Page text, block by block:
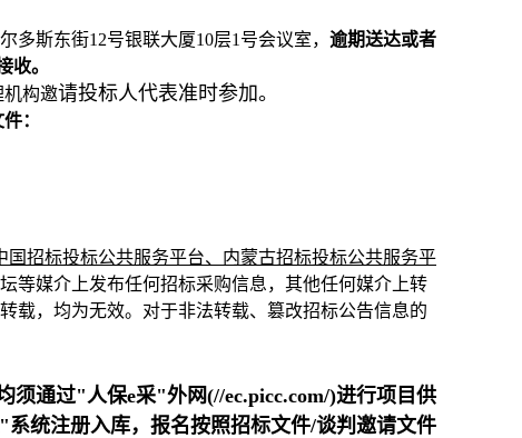
斯东街12号银联大厦10层1号会议室， 逾期送达或者
收。
机构邀请投标人代表准时参加。
：
国招标投标公共服务平台、内蒙古招标投标公共服务平
等媒介上发布任何招标采购信息，其他任何媒介上转
载，均为无效。对于非法转载、篡改招标公告信息的
须通过"人保e采"外网(//ec.picc.com/)进行项目供
统注册入库，报名按照招标文件/谈判邀请文件